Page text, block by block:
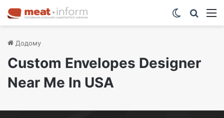
Switch skin
Додому
Custom Envelopes Designer
Near Me In USA